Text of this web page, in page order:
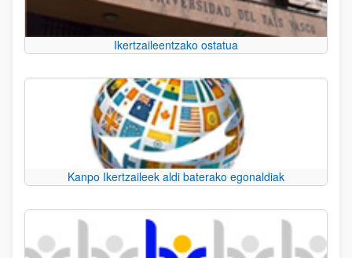
Ikertzaileentzako ostatua
Kanpo Ikertzaileek aldi baterako egonaldiak